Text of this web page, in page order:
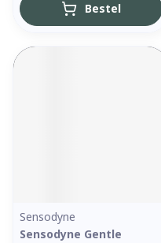
Bestel
Sensodyne
Sensodyne Gentle